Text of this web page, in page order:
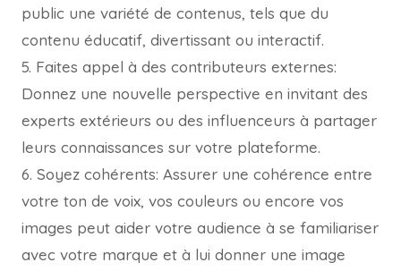
public une variété de contenus, tels que du
contenu éducatif, divertissant ou interactif.
5. Faites appel à des contributeurs externes:
Donnez une nouvelle perspective en invitant des
experts extérieurs ou des influenceurs à partager
leurs connaissances sur votre plateforme.
6. Soyez cohérents: Assurer une cohérence entre
votre ton de voix, vos couleurs ou encore vos
images peut aider votre audience à se familiariser
avec votre marque et à lui donner une image